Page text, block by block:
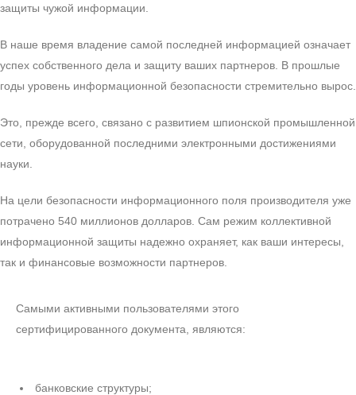
защиты чужой информации.
В наше время владение самой последней информацией означает
успех собственного дела и защиту ваших партнеров. В прошлые
годы уровень информационной безопасности стремительно вырос.
Это, прежде всего, связано с развитием шпионской промышленной
сети, оборудованной последними электронными достижениями
науки.
На цели безопасности информационного поля производителя уже
потрачено 540 миллионов долларов. Сам режим коллективной
информационной защиты надежно охраняет, как ваши интересы,
так и финансовые возможности партнеров.
Самыми активными пользователями этого
сертифицированного документа, являются:
банковские структуры;